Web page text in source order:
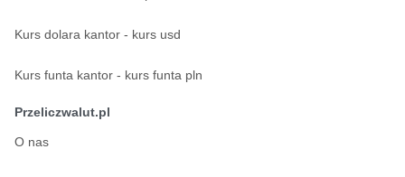
Kurs dolara kantor - kurs usd
Kurs funta kantor - kurs funta pln
Przeliczwalut.pl
O nas